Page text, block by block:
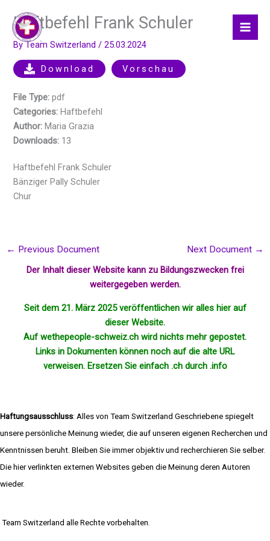
content
Haftbefehl Frank Schuler
ByTeam Switzerland/25.03.2024
Haftbefehl Frank Schuler
Bänziger Pally Schuler
Chur
Download Vorschau
File Type:pdf
Categories:Haftbefehl
Author:Maria Grazia
Downloads: 13
← Previous Document Next Document →
Der Inhalt dieser Website kann zu Bildungszwecken frei
weitergegeben werden.
Seit dem 21. März 2025 veröffentlichen wir alles hier auf
dieser Website.
Auf wethepeople-schweiz.ch wird nichts mehrgepostet.
Links in Dokumenten können noch auf die alte URL
verweisen. Ersetzen Sie einfach .ch durch .info
Haftungsausschluss: Alles von Team Switzerland Geschriebene spiegelt
unsere persönliche Meinung wieder, die auf unseren eigenen Recherchen und
Kenntnissen beruht. Bleiben Sie immer objektiv und recherchieren Sie selber.
Die hier verlinkten externen Websites geben die Meinung deren Autoren
wieder.
Team Switzerland alle Rechte vorbehalten.